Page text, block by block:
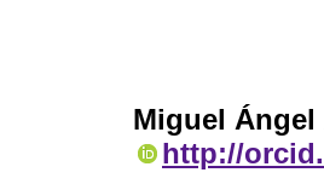
Miguel
http://